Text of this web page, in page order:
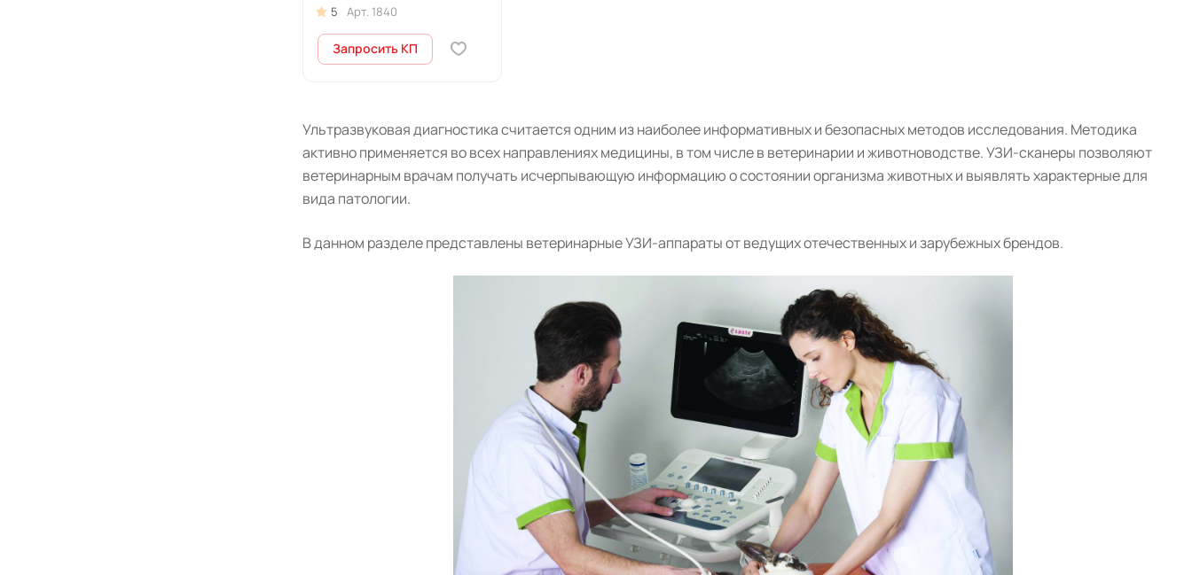
5 Арт. 1840
Запросить КП
Ультразвуковая диагностика считается одним из наиболее информативных и безопасных методов исследования. Методика
активно применяется во всех направлениях медицины, в том числе в ветеринарии и животноводстве. УЗИ-сканеры позволяют
ветеринарным врачам получать исчерпывающую информацию о состоянии организма животных и выявлять характерные для
вида патологии.
В данном разделе представлены ветеринарные УЗИ-аппараты от ведущих отечественных и зарубежных брендов.